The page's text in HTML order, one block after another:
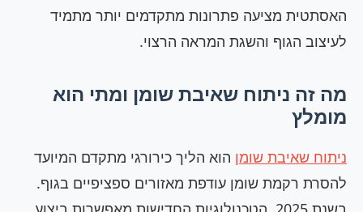
האסתטית מציעה פתרונות מתקדמים יותר מתמיד
לעיצוב הגוף והשגת המראה הרצוי.
מה זה ניתוח שאיבת שומן ומתי הוא
מומלץ
ניתוח שאיבת שומן הוא הליך כירורגי מתקדם המיועד
להסרת רקמת שומן עודפת מאזורים ספציפיים בגוף.